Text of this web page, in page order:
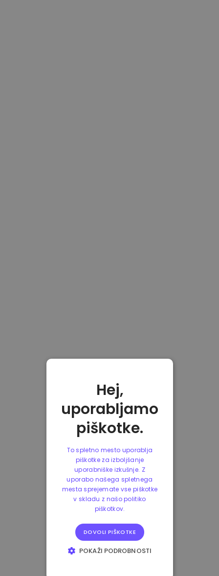
Hej,
uporabljamo
piškotke.
To spletno mesto uporablja
piškotke za izboljšanje
uporabniške izkušnje. Z
uporabo našega spletnega
mesta sprejemate vse piškotke
v skladu z našo politiko
piškotkov.
DOVOLI PIŠKOTKE
POKAŽI PODROBNOSTI